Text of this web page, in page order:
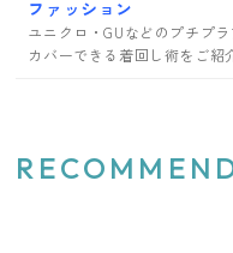
ファッション
ユニクロ・GUなどのプチプ
カバーできる着回し術をご紹